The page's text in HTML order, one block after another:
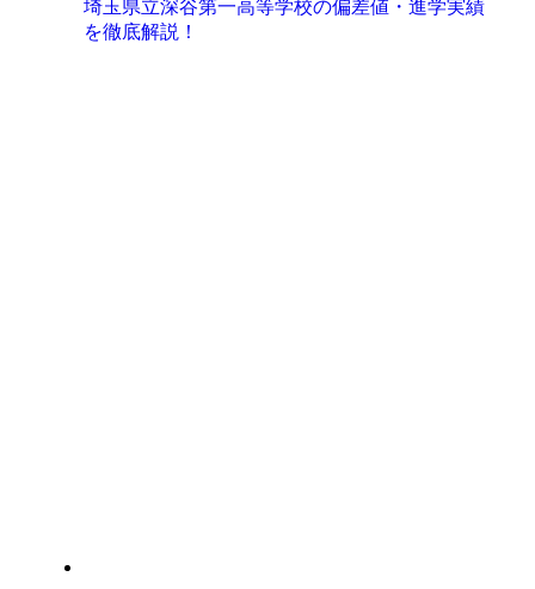
埼玉県立深谷第一高等学校の偏差値・進学実績
を徹底解説！